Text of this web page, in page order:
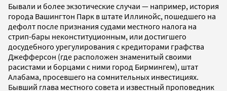
Бывали и более экзотические случаи — например, история
города Вашингтон Парк в штате Иллинойс, пошедшего на
дефолт после признания судами местного налога на
стрип-бары неконституционным, или достигшего
досудебного урегулирования с кредиторами графства
Джефферсон (где расположен знаменитый своими
расистами и борцами с ними город Бирмингем), штат
Алабама, просевшего на сомнительных инвестициях.
Бывший глава местного совета и известный проповедник